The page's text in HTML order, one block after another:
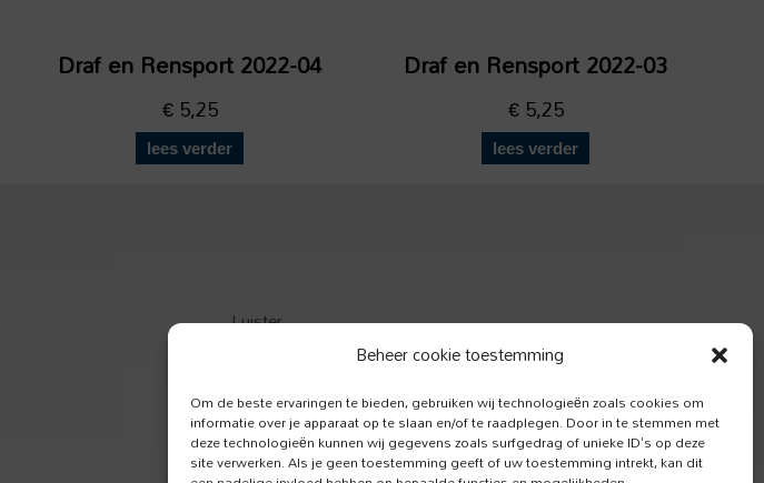
Beheer cookie toestemming
Om de beste ervaringen te bieden, gebruiken wij technologieën zoals cookies om
informatie over je apparaat op te slaan en/of te raadplegen. Door in te stemmen met
deze technologieën kunnen wij gegevens zoals surfgedrag of unieke ID's op deze
site verwerken. Als je geen toestemming geeft of uw toestemming intrekt, kan dit
Draf en Rensport 2022-04
€5,25
lees verder
Draf en Rensport 2022-03
€5,25
lees verder
Luister